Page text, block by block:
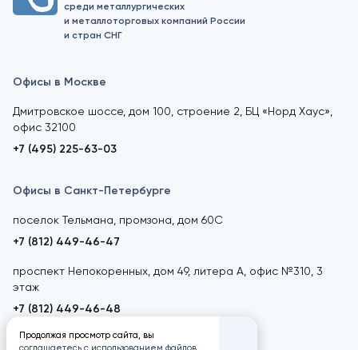
среди металлургических
и металлоторговых компаний России
и стран СНГ
Офисы в Москве
Дмитровское шоссе, дом 100, строение 2, БЦ «Норд Хаус»,
офис 32100
+7 (495) 225-63-03
Офисы в Санкт-Петербурге
поселок Тельмана, промзона, дом 60С
+7 (812) 449-46-47
проспект Непокоренных, дом 49, литера А, офис №310, 3
этаж
+7 (812) 449-46-48
Продолжая просмотр сайта, вы